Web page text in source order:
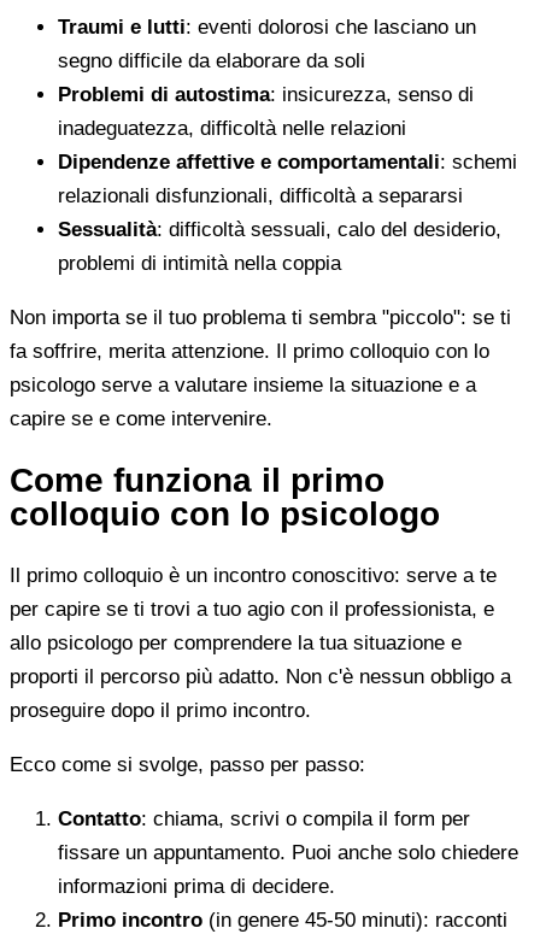
Traumi e lutti: eventi dolorosi che lasciano un
segno difficile da elaborare da soli
Problemi di autostima: insicurezza, senso di
inadeguatezza, difficoltà nelle relazioni
Dipendenze affettive e comportamentali: schemi
relazionali disfunzionali, difficoltà a separarsi
Sessualità: difficoltà sessuali, calo del desiderio,
problemi di intimità nella coppia
Non importa se il tuo problema ti sembra "piccolo": se ti
fa soffrire, merita attenzione. Il primo colloquio con lo
psicologo serve a valutare insieme la situazione e a
capire se e come intervenire.
Come funziona il primo
colloquio con lo psicologo
Il primo colloquio è un incontro conoscitivo: serve a te
per capire se ti trovi a tuo agio con il professionista, e
allo psicologo per comprendere la tua situazione e
proporti il percorso più adatto. Non c'è nessun obbligo a
proseguire dopo il primo incontro.
Ecco come si svolge, passo per passo:
Contatto: chiama, scrivi o compila il form per
fissare un appuntamento. Puoi anche solo chiedere
informazioni prima di decidere.
Primo incontro (in genere 45-50 minuti): racconti